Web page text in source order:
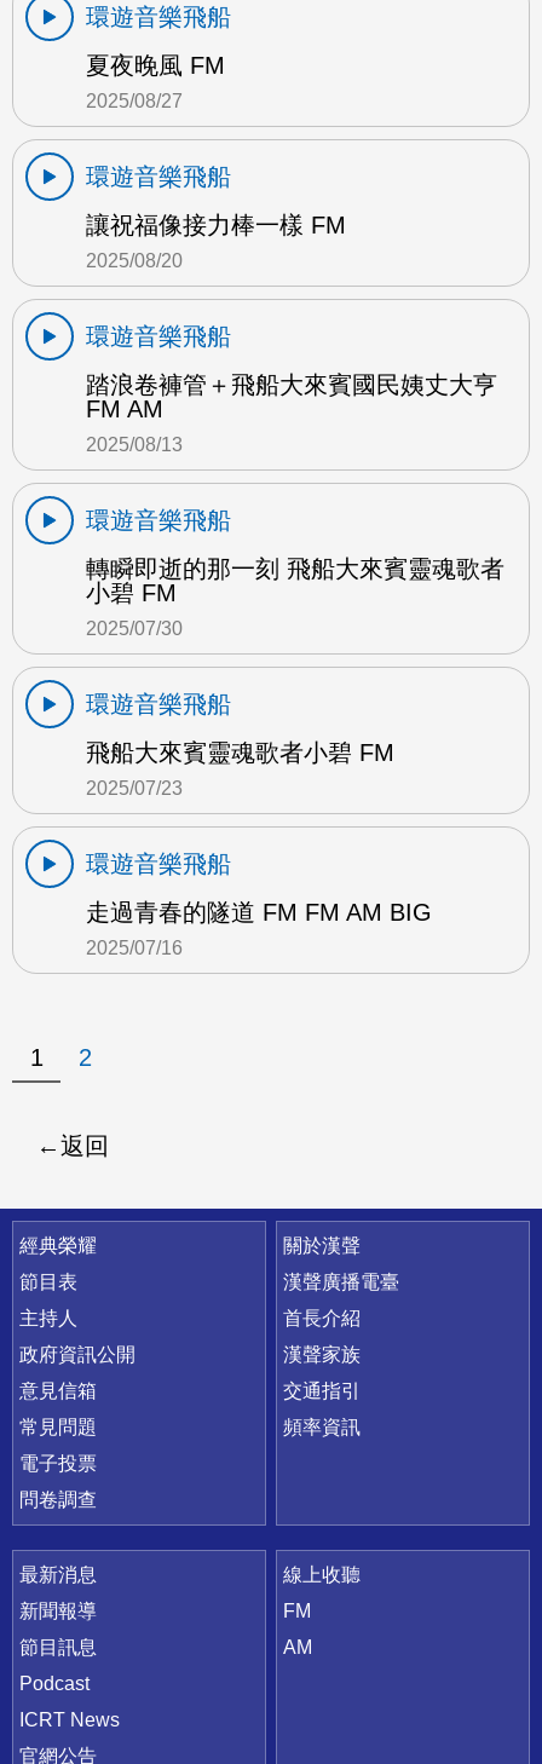
環遊音樂飛船
夏夜晚風 FM
2025/08/27
環遊音樂飛船
讓祝福像接力棒一樣 FM
2025/08/20
環遊音樂飛船
踏浪卷褲管＋飛船大來賓國民姨丈大亨
FM AM
2025/08/13
環遊音樂飛船
轉瞬即逝的那一刻 飛船大來賓靈魂歌者
小碧 FM
2025/07/30
環遊音樂飛船
飛船大來賓靈魂歌者小碧 FM
2025/07/23
環遊音樂飛船
走過青春的隧道 FM FM AM BIG
2025/07/16
1 2
返回
快速連結
經典榮耀
節目表
主持人
政府資訊公開
意見信箱
常見問題
電子投票
問卷調查
關於漢聲
漢聲廣播電臺
首長介紹
漢聲家族
交通指引
頻率資訊
最新消息
新聞報導
節目訊息
Podcast
ICRT News
官網公告
線上收聽
FM
AM